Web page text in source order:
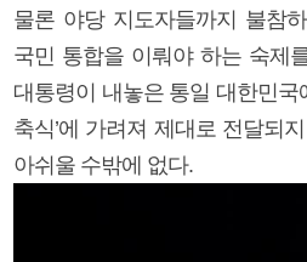
물론 야당 지도자들까지 불참
국민 통합을 이뤄야 하는 숙제
대통령이 내놓은 통일 대한민국
축식’에 가려져 제대로 전달되
아쉬울 수밖에 없다.